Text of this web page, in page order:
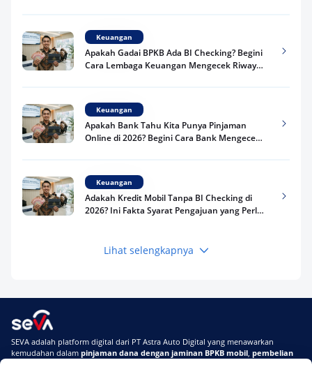
Keuangan
Apakah Gadai BPKB Ada BI Checking? Begini
Cara Lembaga Keuangan Mengecek Riwayat
Keuangan
Apakah Bank Tahu Kita Punya Pinjaman
Online di 2026? Begini Cara Bank Mengecek
Keuangan
Adakah Kredit Mobil Tanpa BI Checking di
2026? Ini Fakta Syarat Pengajuan yang Perlu
Keuangan
Terpercaya
Telat Bayar Pinjol 2 Hari, Apakah Langsung
Masuk BI Checking? Simak Peraturan
Lihat selengkapnya
SEVA adalah platform digital dari PT Astra Auto Digital yang menawarkan
kemudahan dalam pinjaman dana dengan jaminan BPKB mobil pembelian